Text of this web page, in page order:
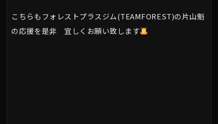
こちらもフォレストプラスジム(TEAMFOREST)の片山魁
の応援を是非 宜しくお願い致します